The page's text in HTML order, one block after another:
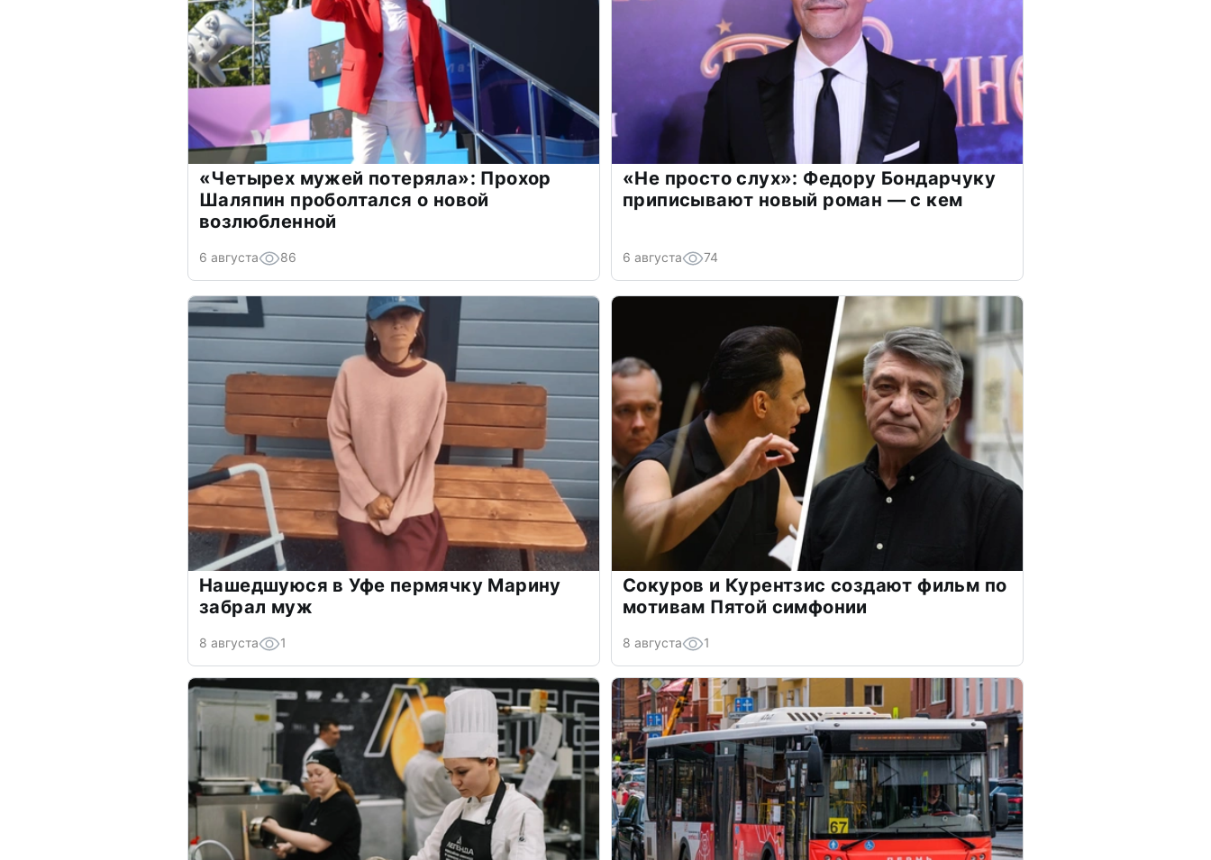
«Четырех мужей потеряла»: Прохор
Шаляпин проболтался о новой
возлюбленной
6 августа 86
«Не просто слух»: Федору Бондарчуку
приписывают новый роман — с кем
6 августа 74
Нашедшуюся в Уфе пермячку Марину
забрал муж
8 августа 1
Сокуров и Курентзис создают фильм по
мотивам Пятой симфонии
8 августа 1